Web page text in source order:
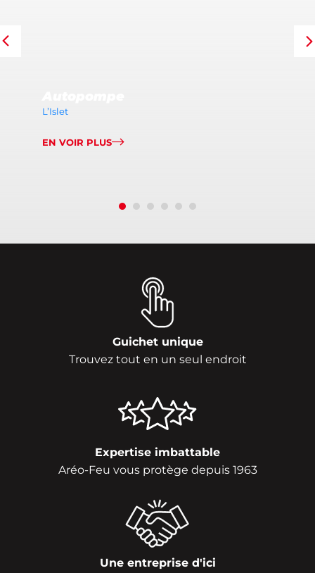
L’Islet
EN VOIR PLUS
Guichet unique
Trouvez tout en un seul endroit
Expertise imbattable
Aréo-Feu vous protège depuis 1963
Une entreprise d'ici